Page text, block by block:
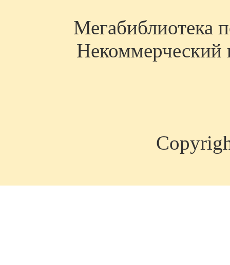
Мегабиблиотека
Некоммерческий